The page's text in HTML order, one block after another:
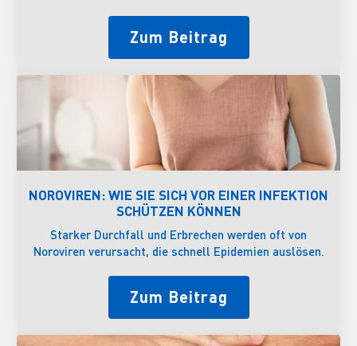
Zum Beitrag
NOROVIREN: WIE SIE SICH VOR EINER INFEKTION
SCHÜTZEN KÖNNEN
Starker Durchfall und Erbrechen werden oft von
Noroviren verursacht, die schnell Epidemien auslösen.
Zum Beitrag